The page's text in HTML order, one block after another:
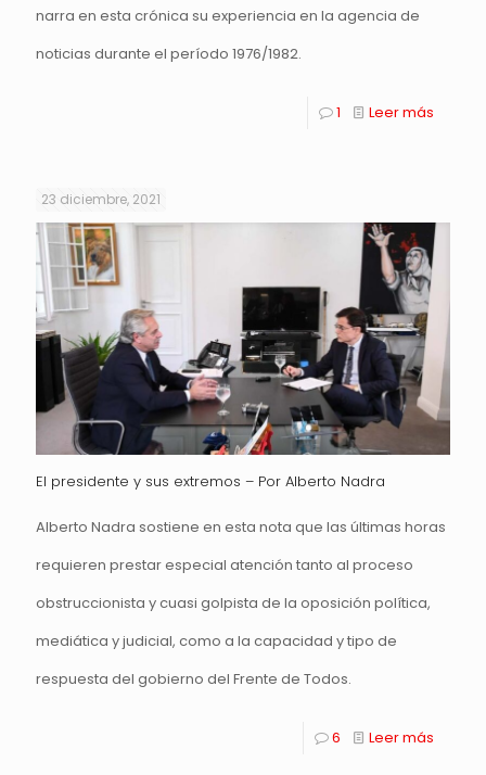
narra en esta crónica su experiencia en la agencia de
noticias durante el período 1976/1982.
1 Leer más
23 diciembre, 2021
El presidente y sus extremos – Por Alberto Nadra
Alberto Nadra sostiene en esta nota que las últimas horas
requieren prestar especial atención tanto al proceso
obstruccionista y cuasi golpista de la oposición política,
mediática y judicial, como a la capacidad y tipo de
respuesta del gobierno del Frente de Todos.
6 Leer más